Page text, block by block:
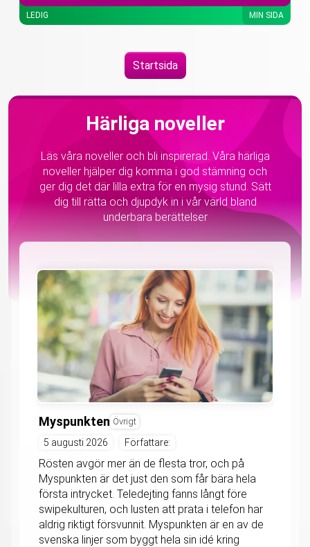
LEDIG MIN SIDA
Startsida
Härliga noveller
Läs våra noveller och bli inspirerad. Våra härliga
noveller hjälper dig komma i god stämning och
ger dig det där lilla extra för en mysig stund. Sätt
dig till rätta och djupdyk in i vår värld bland
underbara berättelser
Myspunkten Övrigt
5 augusti 2026 Författare:
Rösten avgör mer än de flesta tror, och på
Myspunkten är det just den som får bära hela
första intrycket. Teledejting fanns långt före
swipekulturen, och lusten att prata i telefon har
aldrig riktigt försvunnit. Myspunkten är en av de
svenska linjer som byggt hela sin idé kring